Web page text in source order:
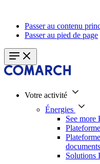
Passer au contenu
Passer au pied de page
Votre activité
Énergies
See more
documents
Solutions